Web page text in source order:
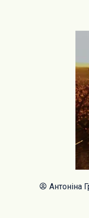
Антоніна